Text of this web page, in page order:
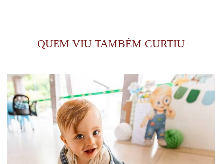
QUEM VIU TAMBÉM CURTIU